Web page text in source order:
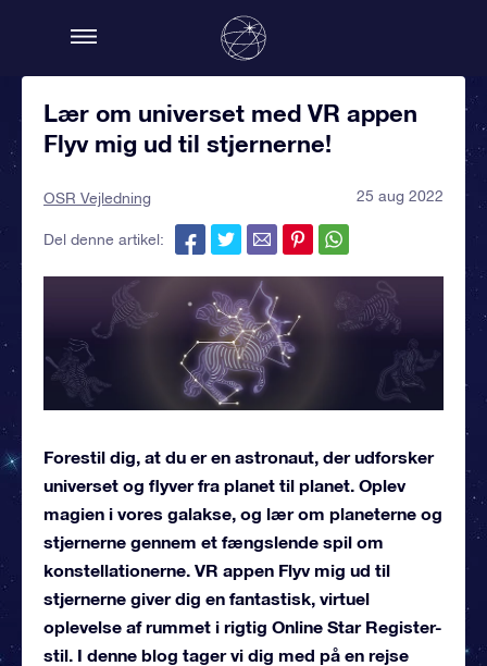
Lær om universet med VR appen
Flyv mig ud til stjernerne!
OSR Vejledning 25 aug 2022
Del denne artikel:
Forestil dig, at du er en astronaut, der udforsker
universet og flyver fra planet til planet. Oplev
magien i vores galakse, og lær om planeterne og
stjernerne gennem et fængslende spil om
konstellationerne. VR appen Flyv mig ud til
stjernerne giver dig en fantastisk, virtuel
oplevelse af rummet i rigtig Online Star Register-
stil. I denne blog tager vi dig med på en rejse